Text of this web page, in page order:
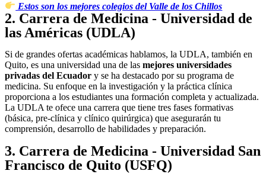
Estos son los mejores colegios del Valle de los Chillos
2. Carrera de Medicina - Universidad de
las Américas (UDLA)
Si de grandes ofertas académicas hablamos, la UDLA, también en
Quito, es una universidad una de las mejores universidades
privadas del Ecuador y se ha destacado por su programa de
medicina. Su enfoque en la investigación y la práctica clínica
proporciona a los estudiantes una formación completa y actualizada.
La UDLA te ofece una carrera que tiene tres fases formativas
(básica, pre-clínica y clínico quirúrgica) que asegurarán tu
comprensión, desarrollo de habilidades y preparación.
3. Carrera de Medicina - Universidad San
Francisco de Quito (USFQ)